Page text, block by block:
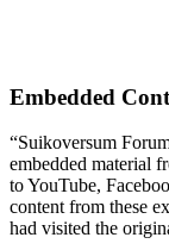
Embedded
“Suikoversum
embedded material
to YouTube,
content from these
had visited the